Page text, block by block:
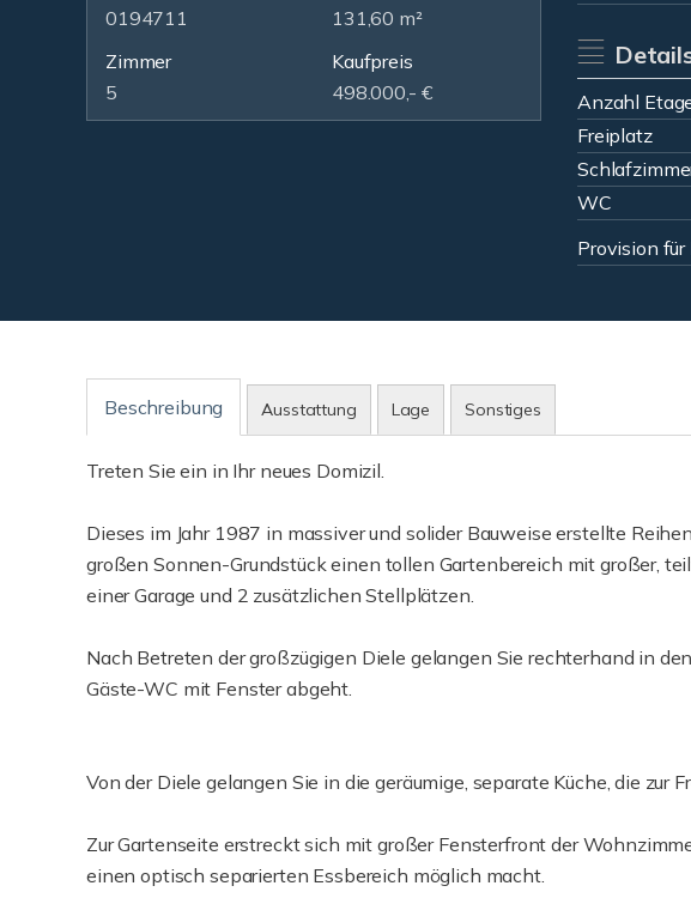
0194711
131,60 m²
Zimmer
5
Kaufpreis
498.000,- €
Anzahl
Freiplatz
WC
Provision für
Beschreibung Ausstattung Lage Sonstiges
Treten Sie ein in Ihr neues Domizil.
Dieses im Jahr 1987 in massiver und solider Bauweise erstellte
großen Sonnen-Grundstück einen tollen Gartenbereich mit großer,
einer Garage und 2 zusätzlichen Stellplätzen.
Nach Betreten der großzügigen Diele gelangen Sie rechterhand in
Gäste-WC mit Fenster abgeht.
Von der Diele gelangen Sie in die geräumige, separate Küche, die zur
Zur Gartenseite erstreckt sich mit großer Fensterfront der
einen optisch separierten Essbereich möglich macht.